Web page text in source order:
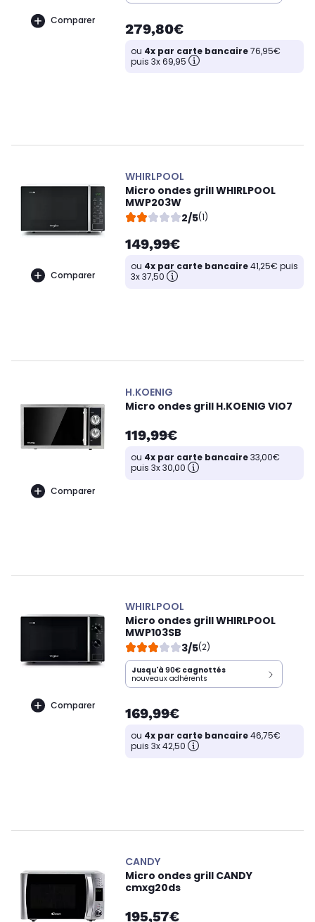
Comparer 279,80€
ou 4x par carte bancaire76,95€
puis 3x 69,95
Comparer
WHIRLPOOL
Micro ondes grill WHIRLPOOL
MWP203W
2/5(1)
149,99€
ou 4x par carte bancaire41,25€ puis
3x 37,50
Comparer
H.KOENIG
Micro ondes grill H.KOENIG VIO7
119,99€
ou 4x par carte bancaire33,00€
puis 3x 30,00
Comparer
WHIRLPOOL
Micro ondes grill WHIRLPOOL
MWP103SB
3/5(2)
Jusqu'à 90€ cagnottés
nouveaux adhérents
169,99€
ou 4x par carte bancaire46,75€
puis 3x 42,50
CANDY
Micro ondes grill CANDY
cmxg20ds
195,57€